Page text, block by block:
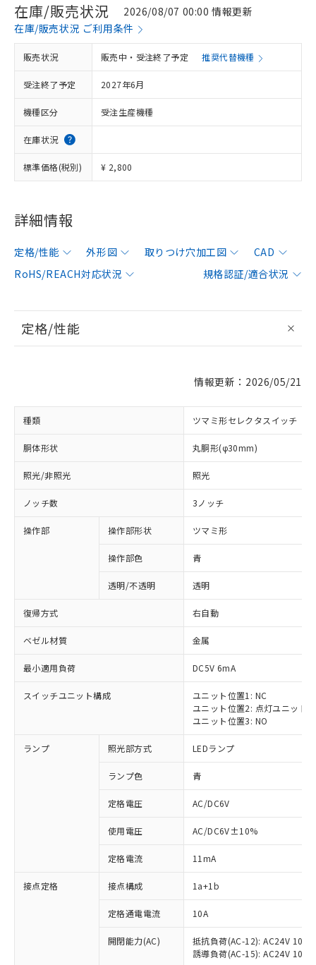
在庫/販売状況
2026/08/07 00:00 情報更新
在庫/販売状況 ご利用条件
販売状況 販売中・受注終了予定 推奨代替機種
受注終了予定 2027年6月
機種区分 受注生産機種
在庫状況
標準価格(税別) ¥ 2,800
詳細情報
定格/性能 外形図 取りつけ穴加工図
CAD
RoHS/REACH対応状況
規格認証/適合状況
定格/性能
情報更新：2026/05/21
種類 ツマミ形セレクタスイッチ
胴体形状 丸胴形(φ30mm)
照光/非照光 照光
ノッチ数 3ノッチ
操作部 操作部形状 ツマミ形
操作部色 青
透明/不透明 透明
復帰方式 右自動
ベゼル材質 金属
最小適用負荷 DC5V 6mA
スイッチユニット構成
ユニット位置1: NC
ユニット位置2: 点灯ユニット
ユニット位置3: NO
ランプ 照光部方式 LEDランプ
ランプ色 青
定格電圧 AC/DC6V
使用電圧 AC/DC6V±10%
定格電流 11mA
接点定格 接点構成 1a+1b
定格通電電流 10A
開閉能力(AC)
抵抗負荷(AC-12): AC24V 10A/
誘導負荷(AC-15): AC24V
ご利用条件
ご利用ください。
非含有に対応した製品が提供可能な商品で
有に対応した製品に切り替える予定のある
対応予定なし：EU RoHS指令（10物質）の
非含有に非対応の商品で、対応品を出す予
定はありません。
調査・確認中：EU RoHS指令（10物質）の